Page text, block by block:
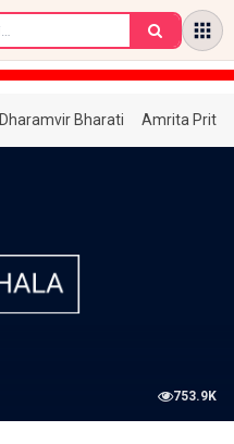
Dharamvir Bharati Amrita
753.9K